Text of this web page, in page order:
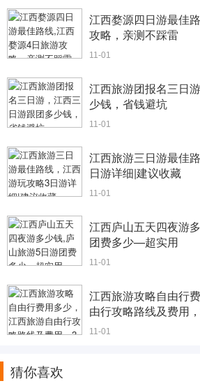
江西婺源四日游最佳
攻略，亲测不踩雷
11-01
江西旅游团报名三日
少钱，省钱避坑
11-01
江西旅游三日游最佳
日游详细|建议收藏
11-01
江西庐山五天四夜游
团费多少—超实用
11-01
江西旅游攻略自由行
由行攻略路线及费用
11-01
猜你喜欢